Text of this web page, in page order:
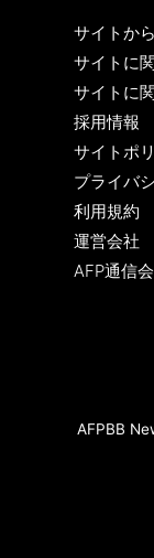
サイトか
サイトに
サイトに
採用情報
サイトポ
プライバ
利用規約
運営会社
AFP通信
AFPBB